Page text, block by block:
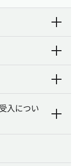
入につい